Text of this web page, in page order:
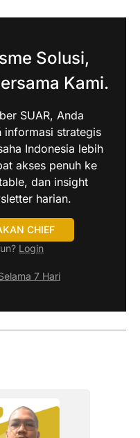
Solusi,
Kami.
SUAR, Anda
informasi strategis
Indonesia lebih
akses penuh ke
dan insight
harian.
CHIEF
Login
7 Hari